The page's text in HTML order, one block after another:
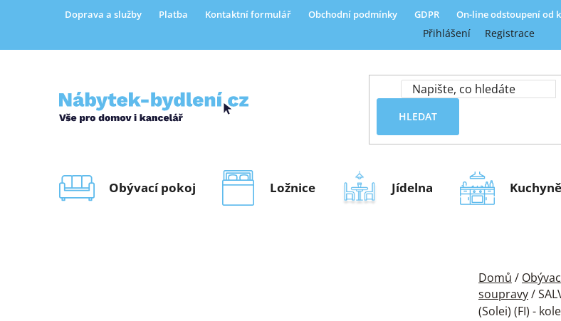
Doprava a služby Platba Kontaktní formulář Obchodní podmínky GDPR On-line odstoupení od
Přihlášení Registrace
HLEDAT
Obývací pokoj Ložnice Jídelna Kuchyně
Domů /
soupravy/
(Solei) (FI) -